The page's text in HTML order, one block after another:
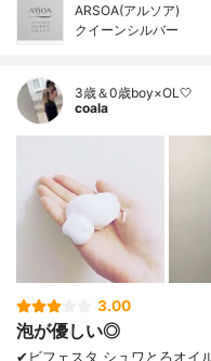
ARSOA(アルソア)
クイーンシルバー
3歳＆0歳boy×OL🤍
coala
3.00
泡が優しい◎
✔︎ビフェスタ シュワとろオイ